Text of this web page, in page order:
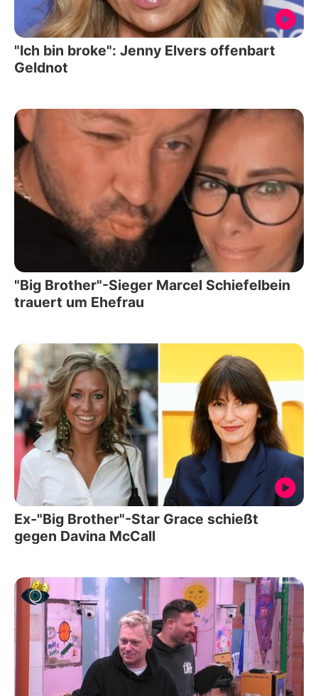
"Ich bin broke": Jenny Elvers offenbart
Geldnot
"Big Brother"-Sieger Marcel Schiefelbein
trauert um Ehefrau
Ex-"Big Brother"-Star Grace schießt
gegen Davina McCall